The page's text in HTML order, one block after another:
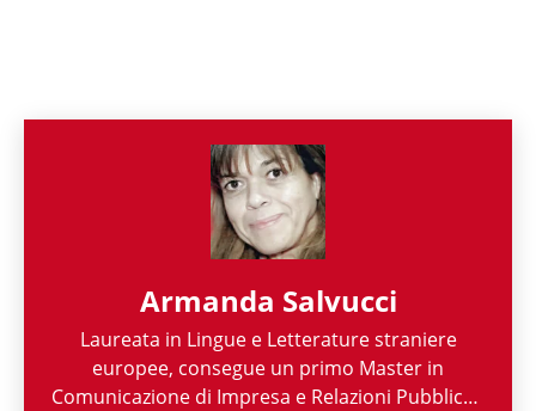
Armanda Salvucci
Laureata in Lingue e Letterature straniere
europee, consegue un primo Master in
Comunicazione di Impresa e Relazioni Pubbliche